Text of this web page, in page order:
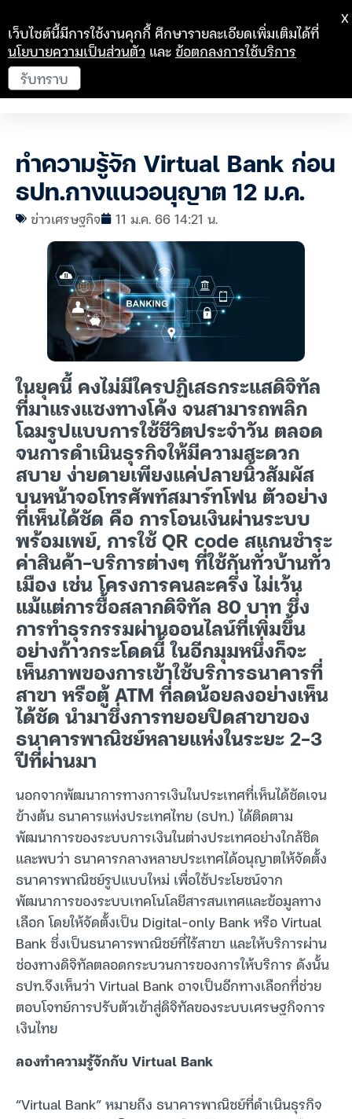
ทำความรู้จัก Virtual Bank ก่อน
ธปท.กางแนวอนุญาต 12 ม.ค.
ข่าวเศรษฐกิจ 11 ม.ค. 66 14:21 น.
ในยุคนี้ คงไม่มีใครปฏิเสธกระแสดิจิทัล
ที่มาแรงแซงทางโค้ง จนสามารถพลิก
โฉมรูปแบบการใช้ชีวิตประจำวัน ตลอด
จนการดำเนินธุรกิจให้มีความสะดวก
สบาย ง่ายดายเพียงแค่ปลายนิ้วสัมผัส
บนหน้าจอโทรศัพท์สมาร์ทโฟน ตัวอย่าง
ที่เห็นได้ชัด คือ การโอนเงินผ่านระบบ
พร้อมเพย์, การใช้ QR code สแกนชำระ
ค่าสินค้า-บริการต่างๆ ที่ใช้กันทั่วบ้านทั่ว
เมือง เช่น โครงการคนละครึ่ง ไม่เว้น
แม้แต่การซื้อสลากดิจิทัล 80 บาท ซึ่ง
การทำธุรกรรมผ่านออนไลน์ที่เพิ่มขึ้น
อย่างก้าวกระโดดนี้ ในอีกมุมหนึ่งก็จะ
เห็นภาพของการเข้าใช้บริการธนาคารที่
สาขา หรือตู้ ATM ที่ลดน้อยลงอย่างเห็น
ได้ชัด นำมาซึ่งการทยอยปิดสาขาของ
ธนาคารพาณิชย์หลายแห่งในระยะ 2-3
ปีที่ผ่านมา
นอกจากพัฒนาการทางการเงินในประเทศที่เห็นได้ชัดเจน
ข้างต้น ธนาคารแห่งประเทศไทย (ธปท.) ได้ติดตาม
พัฒนาการของระบบการเงินในต่างประเทศอย่างใกล้ชิด
และพบว่า ธนาคารกลางหลายประเทศได้อนุญาตให้จัดตั้ง
ธนาคารพาณิชย์รูปแบบใหม่ เพื่อใช้ประโยชน์จาก
พัฒนาการของระบบเทคโนโลยีสารสนเทศและข้อมูลทาง
เลือก โดยให้จัดตั้งเป็น Digital-only Bank หรือ Virtual
Bank ซึ่งเป็นธนาคารพาณิชย์ที่ไร้สาขา และให้บริการผ่าน
ช่องทางดิจิทัลตลอดกระบวนการของการให้บริการ ดังนั้น
ธปท.จึงเห็นว่า Virtual Bank อาจเป็นอีกทางเลือกที่ช่วย
ตอบโจทย์การปรับตัวเข้าสู่ดิจิทัลของระบบเศรษฐกิจการ
เงินไทย
ลองทำความรู้จักกับ Virtual Bank
“Virtual Bank” หมายถึง ธนาคารพาณิชย์ที่ดำเนินธุรกิจ
เว็บไซต์นี้มีการใช้งานคุกกี้ ศึกษารายละเอียดเพิ่มเติมได้ที่
นโยบายความเป็นส่วนตัว และข้อตกลงการใช้บริการ
รับทราบ
X